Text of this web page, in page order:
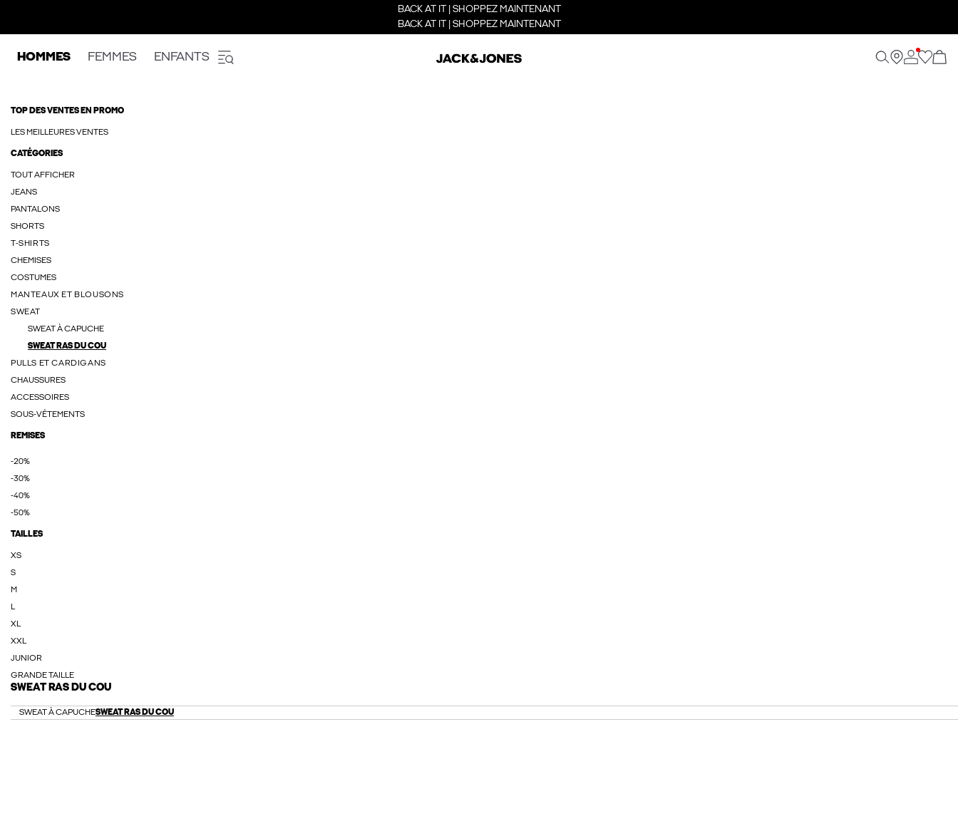
BACK AT IT | SHOPPEZ MAINTENANT
BACK AT IT | SHOPPEZ MAINTENANT
HOMMES FEMMES ENFANTS
TOP DES VENTES EN PROMO
LES MEILLEURES VENTES
CATÉGORIES
TOUT AFFICHER
JEANS
PANTALONS
SHORTS
T-SHIRTS
CHEMISES
COSTUMES
MANTEAUX ET BLOUSONS
SWEAT
SWEAT À CAPUCHE
SWEAT RAS DU COU
PULLS ET CARDIGANS
CHAUSSURES
ACCESSOIRES
SOUS-VÊTEMENTS
REMISES
-20%
-30%
-40%
-50%
TAILLES
XS
S
M
L
XL
XXL
JUNIOR
GRANDE TAILLE
SWEAT RAS DU COU
SWEAT À CAPUCHESWEAT RAS DU COU